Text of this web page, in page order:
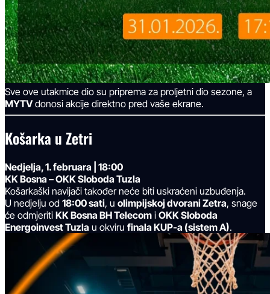
Sve ove utakmice dio su priprema za proljetni dio sezone, a
MYTVdonosi akcije direktno pred vaše ekrane.
Košarka u Zetri
Nedjelja, 1. februara | 18:00
KK Bosna – OKK Sloboda Tuzla
Košarkaški navijači također neće biti uskraćeni uzbuđenja.
U nedjelju od 18:00 sati, u olimpijskoj dvorani Zetra, snage
će odmjeriti KK Bosna BH Telecom i OKK Sloboda
Energoinvest Tuzla u okviru finala KUP-a (sistem A).